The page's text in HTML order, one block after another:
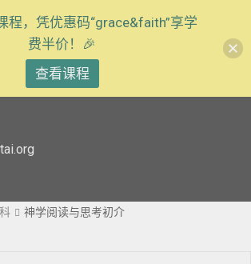
神学阅读与思考初介
程，凭优惠码“grace&faith”享学
费半价！🎉
查看课程